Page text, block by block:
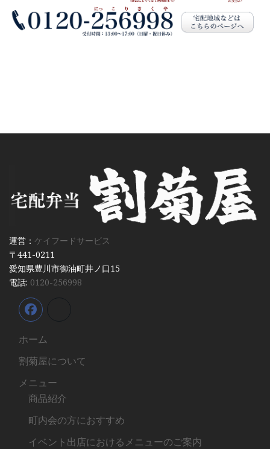
運営： ケイフードサービス
〒441-0211
愛知県豊川市御油町井ノ口15
電話: 0120-256998
ホーム
割菊屋について
メニュー
商品紹介
町内会の方におすすめ
イベント出店におけるメニューのご案内